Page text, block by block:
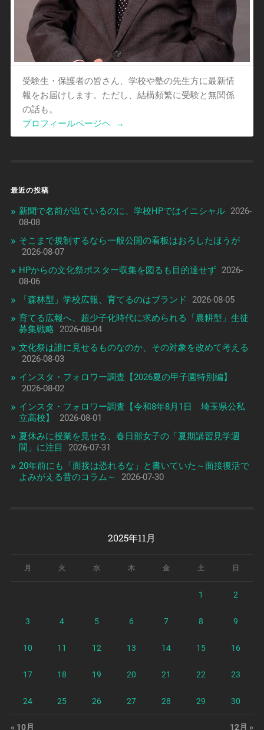
受験生・保護者の皆さん、学校や塾の先生方に最新情
報をお届けします。ただし、結構頻繁に受験と無関係
の話も。
プロフィールページヘ
→
最近の投稿
新聞で名前が出ているのに、学校HPではイニシャル 2026-
08-08
そこまで規制するなら一般公開の看板はおろしたほうが
2026-08-07
HPからの文化祭ポスター収集を図るも目的達せず 2026-
08-06
「森林型」学校広報、育てるのはブランド
2026-08-05
育てる広報へ、超少子化時代に求められる「農耕型」生徒
募集戦略
2026-08-04
文化祭は誰に見せるものなのか、その対象を改めて考える
2026-08-03
インスタ・フォロワー調査【2026夏の甲子園特別編】
2026-08-02
インスタ・フォロワー調査【令和8年8月1日 埼玉県公私
立高校】
2026-08-01
夏休みに授業を見せる、春日部女子の「夏期講習見学週
間」に注目
2026-07-31
20年前にも「面接は恐れるな」と書いていた～面接復活で
よみがえる昔のコラム～
2026-07-30
2025年11月
月 火 水 木 金 土 日
1 2
3 4 5 6 7 8 9
10 11 12 13 14 15 16
17 18 19 20 21 22 23
24 25 26 27 28 29 30
« 10月 12月 »